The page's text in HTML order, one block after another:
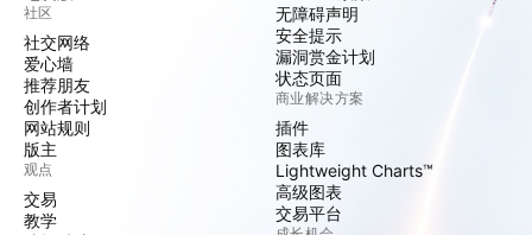
社区
社交网络
爱心墙
推荐朋友
创作者计划
网站规则
版主
观点
交易
教学
无障碍声明
安全提示
漏洞赏金计划
状态页面
商业解决方案
插件
图表库
Lightweight Charts™
高级图表
交易平台